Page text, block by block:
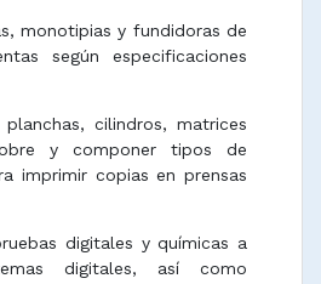
monotipias y fundidoras de
según especificaciones
cilindros, matrices
y componer tipos de
imprimir copias en prensas
digitales y químicas a
digitales, así como